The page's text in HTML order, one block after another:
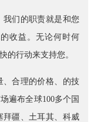
们的职责就是和您
收益。无论何时何
的行动来支持您。
、合理的价格、的技
遍布全球100多个国
拜疆、土耳其、科威